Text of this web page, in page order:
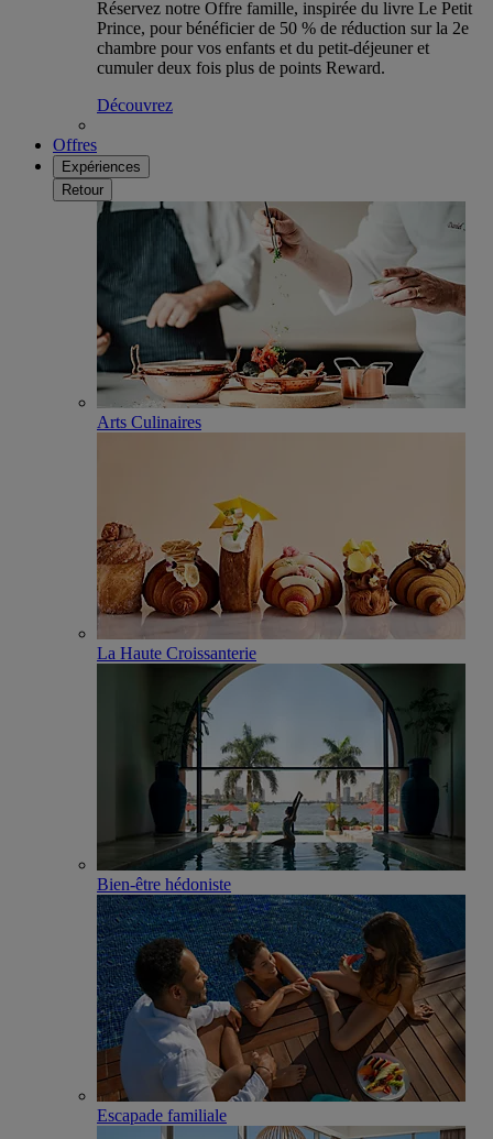
Réservez notre Offre famille, inspirée du livre Le Petit
Prince, pour bénéficier de 50 % de réduction sur la 2e
chambre pour vos enfants et du petit-déjeuner et
cumuler deux fois plus de points Reward.
Découvrez
Offres
Expériences
Retour
Arts Culinaires
La Haute Croissanterie
Bien-être hédoniste
Escapade familiale